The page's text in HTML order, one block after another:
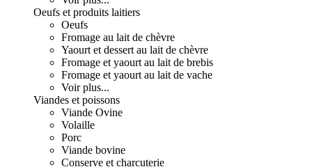
Oeufs et produits laitiers
Oeufs
Fromage au lait de chèvre
Yaourt et dessert au lait de chèvre
Fromage et yaourt au lait de brebis
Fromage et yaourt au lait de vache
Voir plus...
Viandes et poissons
Viande Ovine
Volaille
Porc
Viande bovine
Conserve et charcuterie